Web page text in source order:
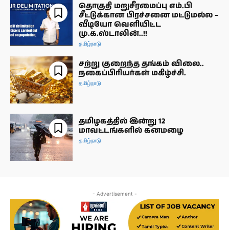
தொகுதி மறுசீரமைப்பு எம்.பி
சீட்டுக்கான பிரச்சனை மட்டுமல்ல –
வீடியோ வெளியிட்ட
மு.க.ஸ்டாலின்..!!
தமிழ்நாடு
சற்று குறைந்த தங்கம் விலை..
நகைப்பிரியர்கள் மகிழ்ச்சி.
தமிழ்நாடு
தமிழகத்தில் இன்று 12
மாவட்டங்களில் கனமழை
தமிழ்நாடு
- Advertisement -